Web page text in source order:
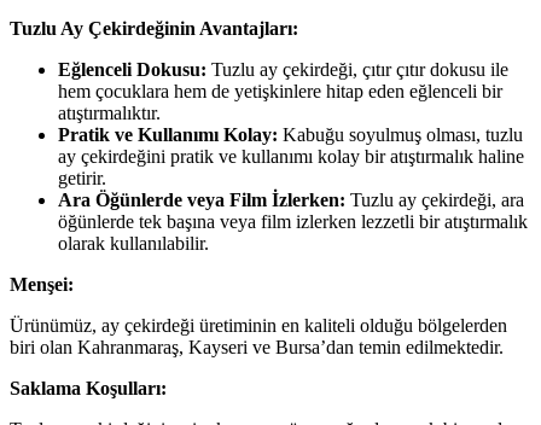
Tuzlu Ay Çekirdeğinin Avantajları:
Eğlenceli Dokusu: Tuzlu ay çekirdeği, çıtır çıtır dokusu ile
hem çocuklara hem de yetişkinlere hitap eden eğlenceli bir
atıştırmalıktır.
Pratik ve Kullanımı Kolay: Kabuğu soyulmuş olması, tuzlu
ay çekirdeğini pratik ve kullanımı kolay bir atıştırmalık haline
getirir.
Ara Öğünlerde veya Film İzlerken: Tuzlu ay çekirdeği, ara
öğünlerde tek başına veya film izlerken lezzetli bir atıştırmalık
olarak kullanılabilir.
Menşei:
Ürünümüz, ay çekirdeği üretiminin en kaliteli olduğu bölgelerden
biri olan Kahranmaraş, Kayseri ve Bursa’dan temin edilmektedir.
Saklama Koşulları: